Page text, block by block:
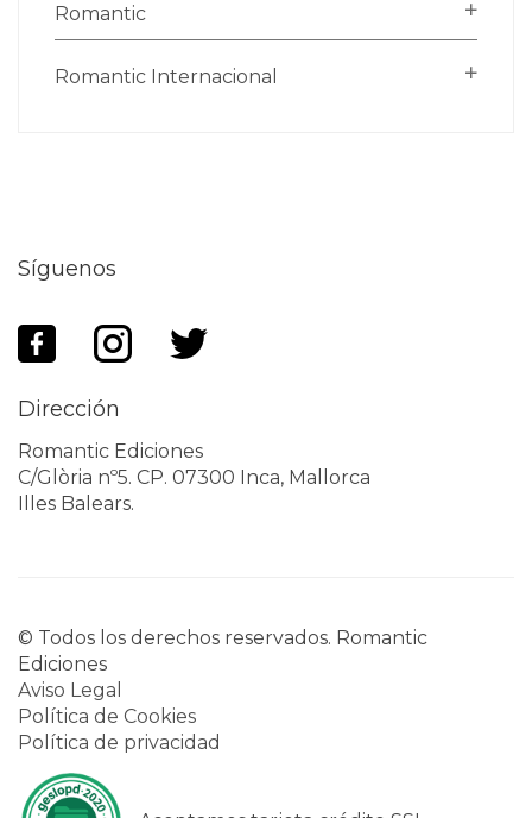
Romantic
Romantic Internacional
Síguenos
Dirección
Romantic Ediciones
C/Glòria nº5. CP. 07300 Inca, Mallorca
Illes Balears.
© Todos los derechos reservados. Romantic
Ediciones
Aviso Legal
Política de Cookies
Política de privacidad